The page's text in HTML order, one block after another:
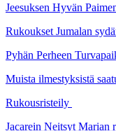
Jeesuksen Hyvän
Rukoukset Jumalan
Pyhän Perheen
Muista ilmestyksistä
Rukousristeily
Jacarein Neitsyt Marian